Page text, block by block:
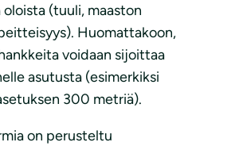
oloista (tuuli, maaston
Huomattakoon,
voidaan sijoittaa
asutusta (esimerkiksi
300 metriä).
on perusteltu